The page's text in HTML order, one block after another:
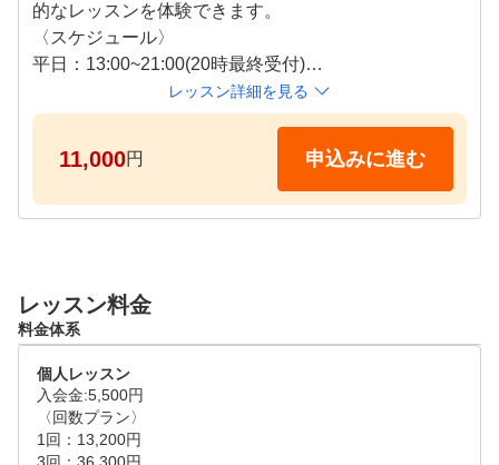
的なレッスンを体験できます。
〈スケジュール〉
平日：13:00~21:00(20時最終受付)
レッスン詳細を見る
11,000円 申込みに進む
レッスン料金
料金体系
個人レッスン
入会金:5,500円
〈回数プラン〉
1回：13,200円